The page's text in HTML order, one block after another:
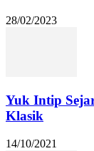
28/02/2023
Yuk Intip
Klasik
14/10/2021